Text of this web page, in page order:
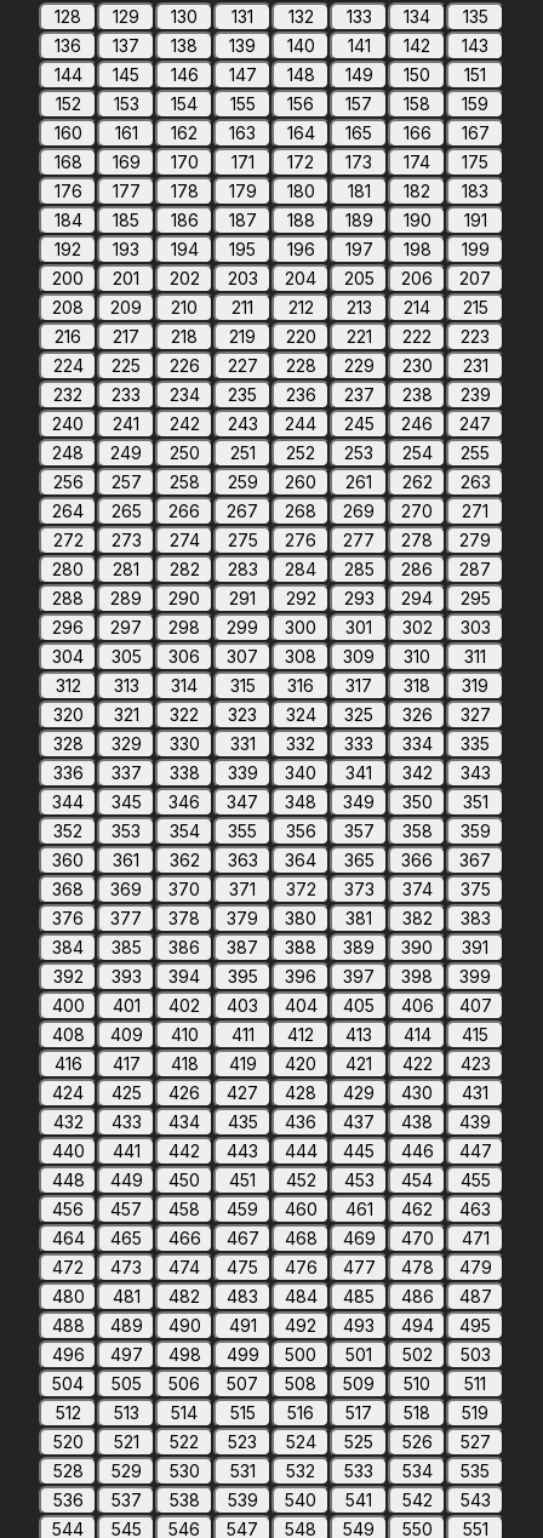
128
129 130 131 132 133 134
135
136
137 138 139 140 141 142
143
144
145 146 147 148 149 150
151
152
153 154 155 156 157 158
159
160
161 162 163 164 165 166
167
168
169 170 171 172 173 174
175
176
177 178 179 180 181 182
183
184
185 186 187 188 189 190
191
192
193 194 195 196 197 198
199
200
201 202 203 204 205 206
207
208
209 210 211 212 213 214
215
216
217 218 219 220 221 222
223
224
225 226 227 228 229 230
231
232
233 234 235 236 237 238
239
240
241 242 243 244 245 246
247
248
249 250 251 252 253 254
255
256
257 258 259 260 261 262
263
264
265 266 267 268 269 270
271
272
273 274 275 276 277 278
279
280
281 282 283 284 285 286
287
288
289 290 291 292 293 294
295
296
297 298 299 300 301 302
303
304
305 306 307 308 309 310
311
312
313 314 315 316 317 318
319
320
321 322 323 324 325 326
327
328
329 330 331 332 333 334
335
336
337 338 339 340 341 342
343
344
345 346 347 348 349 350
351
352
353 354 355 356 357 358
359
360
361 362 363 364 365 366
367
368
369 370 371 372 373 374
375
376
377 378 379 380 381 382
383
384
385 386 387 388 389 390
391
392
393 394 395 396 397 398
399
400
401 402 403 404 405 406
407
408
409 410 411 412 413 414
415
416
417 418 419 420 421 422
423
424
425 426 427 428 429 430
431
432
433 434 435 436 437 438
439
440
441 442 443 444 445 446
447
448
449 450 451 452 453 454
455
456
457 458 459 460 461 462
463
464
465 466 467 468 469 470
471
472
473 474 475 476 477 478
479
480
481 482 483 484 485 486
487
488
489 490 491 492 493 494
495
496
497 498 499 500 501 502
503
504
505 506 507 508 509 510
511
512
513 514 515 516 517 518
519
520
521 522 523 524 525 526
527
528
529 530 531 532 533 534
535
536
537 538 539 540 541 542
543
544
545 546 547 548 549 550 551